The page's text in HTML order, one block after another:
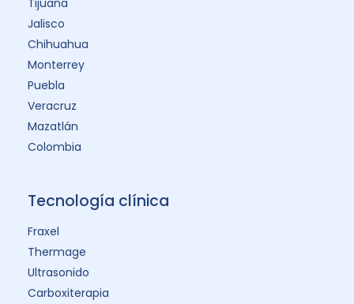
Jalisco
Chihuahua
Monterrey
Puebla
Veracruz
Mazatlán
Colombia
Tecnología clínica
Fraxel
Thermage
Ultrasonido
Carboxiterapia